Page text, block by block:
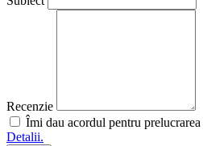
Recenzie
Îmi dau acordul pentru
Detalii.